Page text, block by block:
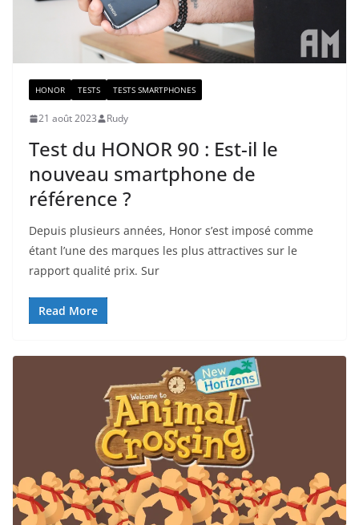
HONOR TESTS TESTS SMARTPHONES
21 août 2023 Rudy
Test du HONOR 90 : Est-il le
nouveau smartphone de
référence ?
Depuis plusieurs années, Honor s’est imposé comme
étant l’une des marques les plus attractives sur le
rapport qualité prix. Sur
Read More